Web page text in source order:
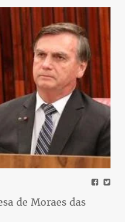
de Moraes das